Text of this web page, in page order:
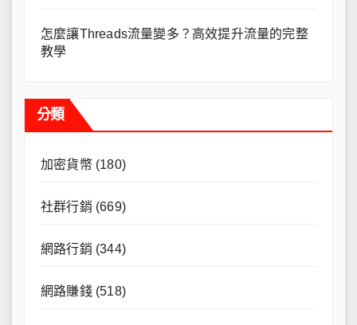
怎麼讓Threads流量變多？高效提升流量的完整
教學
分類
加密貨幣(180)
社群行銷 (669)
網路行銷 (344)
網路賺錢(518)